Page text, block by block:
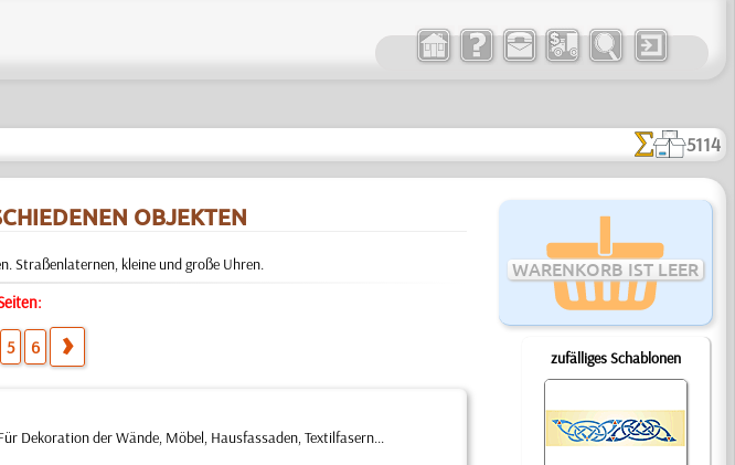
5114
WARENKORB IST LEER
zufälliges Schablonen
OBJEKTEN
Straßenlaternen, kleine und große Uhren.
5 6
Dekoration der Wände, Möbel, Hausfassaden, Textilfasern...